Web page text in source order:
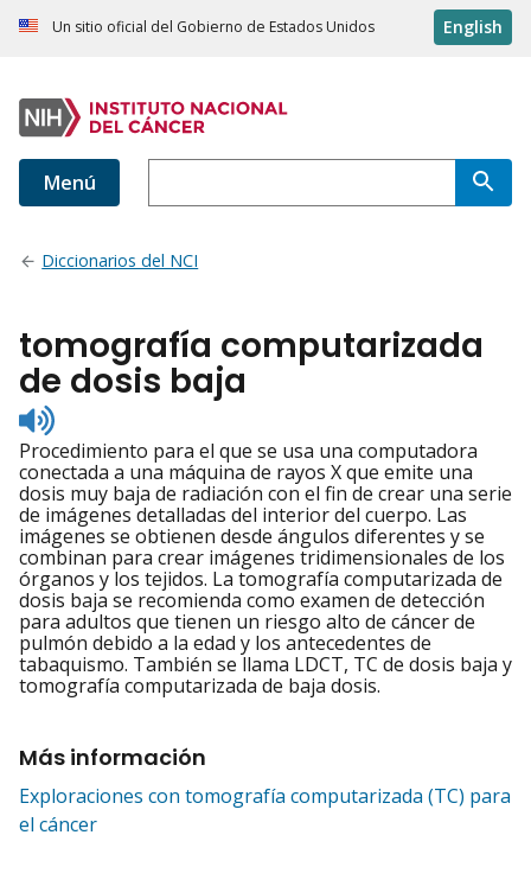
Un sitio oficial del Gobierno de Estados Unidos English
Menú
Diccionarios del NCI
tomografía computarizada
de dosis baja
Listen
to
pronunciation
Procedimiento para el que se usa una computadora
conectada a una máquina de rayos X que emite una
dosis muy baja de radiación con el fin de crear una serie
de imágenes detalladas del interior del cuerpo. Las
imágenes se obtienen desde ángulos diferentes y se
combinan para crear imágenes tridimensionales de los
órganos y los tejidos. La tomografía computarizada de
dosis baja se recomienda como examen de detección
para adultos que tienen un riesgo alto de cáncer de
pulmón debido a la edad y los antecedentes de
tabaquismo. También se llama LDCT, TC de dosis baja y
tomografía computarizada de baja dosis.
Más información
Exploraciones con tomografía computarizada (TC) para
el cáncer